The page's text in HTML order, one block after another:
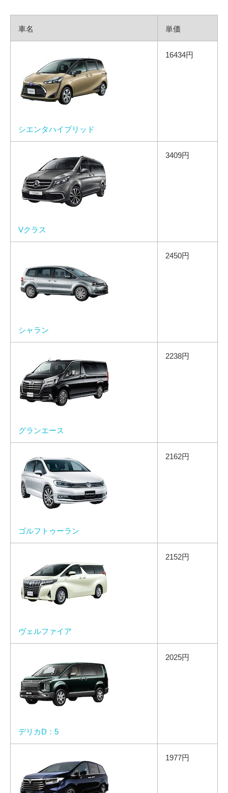
車名 単価
シエンタハイブリッド
16434円
Vクラス
3409円
シャラン
2450円
グランエース
2238円
ゴルフトゥーラン
2162円
ヴェルファイア
2152円
デリカD：5
2025円
1977円